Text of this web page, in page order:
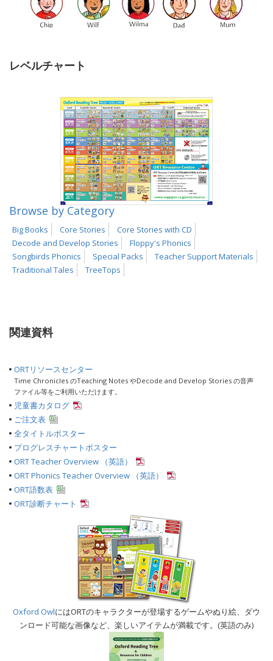
レベルチャート
Browse by Category
Big Books Core Stories
Core Stories with CD
Decode and Develop Stories
Floppy's Phonics
Songbirds Phonics
Special Packs
Teacher Support Materials
Traditional Tales
TreeTops
関連資料
ORTリソースセンター
Time Chronicles のTeaching Notes やDecode and Develop Stories の音声
ファイル等をご利用いただけます。
児童書カタログ
ご注文表
全タイトルポスター
プログレスチャートポスター
ORT Teacher Overview （英語）
ORT Phonics Teacher Overview （英語）
ORT語数表
ORT診断チャート
Oxford OwlにはORTのキャラクターが登場するゲームやぬり絵、ダウ
ンロード可能な画像など、楽しいアイテムが満載です。(英語のみ)